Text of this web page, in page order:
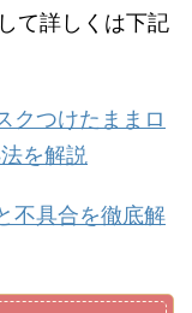
て詳しくは下記
クつけたままロ
を解説
不具合を徹底解